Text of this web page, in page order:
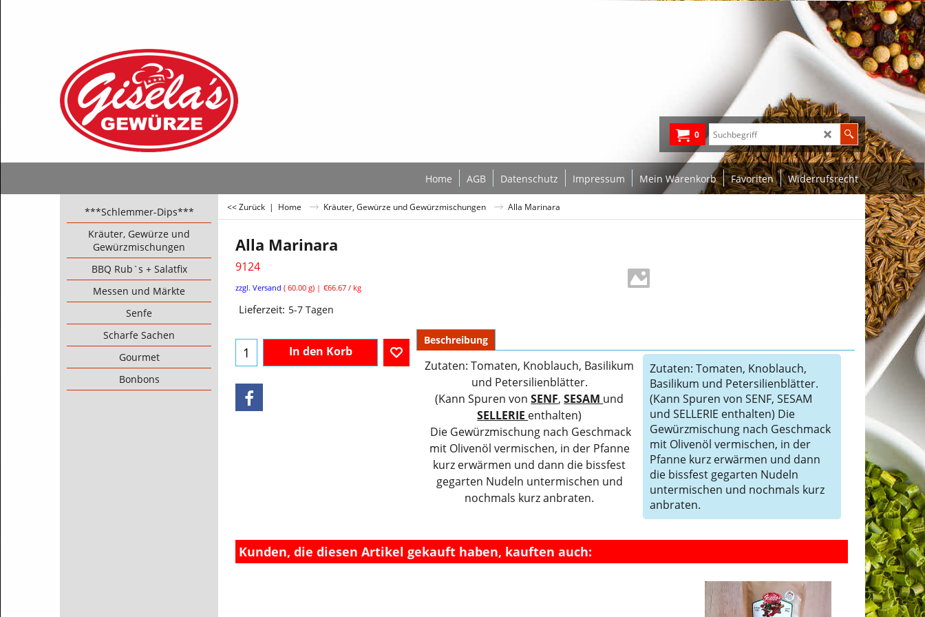
0
Home AGB Datenschutz Impressum Mein Warenkorb Favoriten Widerrufsrecht
***Schlemmer-Dips***
Kräuter, Gewürze und
Gewürzmischungen
BBQ Rub`s + Salatfix
Messen und Märkte
Senfe
Scharfe Sachen
Gourmet
Bonbons
<< Zurück | Home Kräuter, Gewürze und Gewürzmischungen Alla Marinara
Alla Marinara
9124
€4.00
inkl. MwSt
zzgl. Versand
60.00g €66.67
In den Korb
Beschreibung
Zutaten: Tomaten, Knoblauch,
Basilikum und Petersilienblätter.
(Kann Spuren von SENF, SESAM
und SELLERIE enthalten) Die
Gewürzmischung nach Geschmack
mit Olivenöl vermischen, in der
Pfanne kurz erwärmen und dann
die bissfest gegarten Nudeln
untermischen und nochmals kurz
anbraten.
Zutaten: Tomaten, Knoblauch, Basilikum
und Petersilienblätter.
(Kann Spuren vonSENF,SESAM und
SELLERIE enthalten)
Die Gewürzmischung nach Geschmack
mit Olivenöl vermischen, in der Pfanne
kurz erwärmen und dann die bissfest
gegarten Nudeln untermischen und
nochmals kurz anbraten.
Kunden, die diesen Artikel gekauft haben, kauften auch: